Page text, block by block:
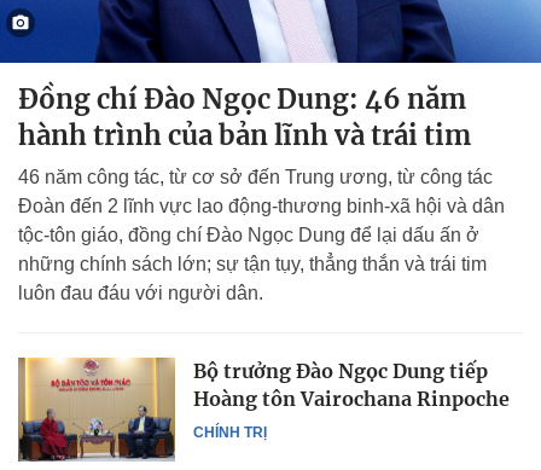
Đồng chí Đào Ngọc Dung: 46 năm
hành trình của bản lĩnh và trái tim
46 năm công tác, từ cơ sở đến Trung ương, từ công tác
Đoàn đến 2 lĩnh vực lao động-thương binh-xã hội và dân
tộc-tôn giáo, đồng chí Đào Ngọc Dung để lại dấu ấn ở
những chính sách lớn; sự tận tụy, thẳng thắn và trái tim
luôn đau đáu với người dân.
CHÍNH TRỊ
Bộ trưởng Đào Ngọc Dung tiếp
Hoàng tôn Vairochana Rinpoche